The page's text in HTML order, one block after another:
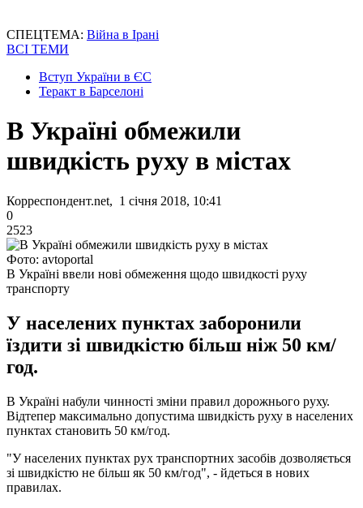
СПЕЦТЕМА: Війна в Ірані
ВСІ ТЕМИ
Вступ України в ЄС
Теракт в Барселоні
В Україні обмежили
швидкість руху в містах
Корреспондент.net, 1 січня 2018, 10:41
0
2523
Фото: avtoportal
В Україні ввели нові обмеження щодо швидкості руху
транспорту
У населених пунктах заборонили
їздити зі швидкістю більш ніж 50 км/
год.
В Україні набули чинності зміни правил дорожнього руху.
Відтепер максимально допустима швидкість руху в населених
пунктах становить 50 км/год.
"У населених пунктах рух транспортних засобів дозволяється
зі швидкістю не більш як 50 км/год", - йдеться в нових
правилах.